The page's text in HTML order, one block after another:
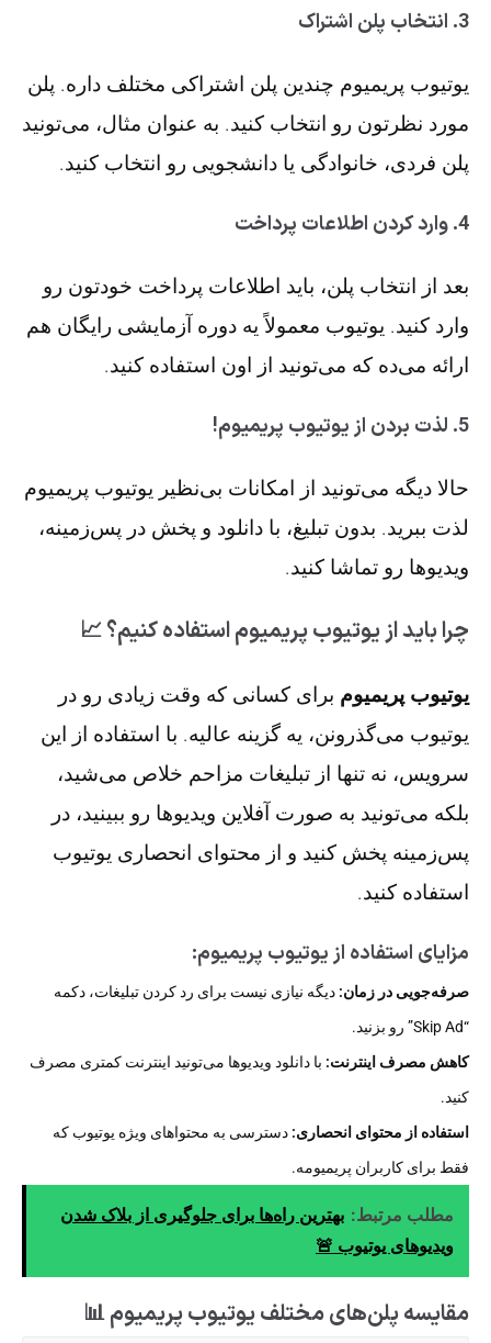
3. انتخاب پلن اشتراک
یوتیوب پریمیوم چندین پلن اشتراکی مختلف داره. پلن
مورد نظرتون رو انتخاب کنید. به عنوان مثال، می‌تونید
پلن فردی، خانوادگی یا دانشجویی رو انتخاب کنید.
4. وارد کردن اطلاعات پرداخت
بعد از انتخاب پلن، باید اطلاعات پرداخت خودتون رو
وارد کنید. یوتیوب معمولاً یه دوره آزمایشی رایگان هم
ارائه می‌ده که می‌تونید از اون استفاده کنید.
5. لذت بردن از یوتیوب پریمیوم!
حالا دیگه می‌تونید از امکانات بی‌نظیر یوتیوب پریمیوم
لذت ببرید. بدون تبلیغ، با دانلود و پخش در پس‌زمینه،
ویدیوها رو تماشا کنید.
چرا باید از یوتیوب پریمیوم استفاده کنیم؟ 📈
یوتیوب پریمیوم برای کسانی که وقت زیادی رو در
یوتیوب می‌گذرونن، یه گزینه عالیه. با استفاده از این
سرویس، نه تنها از تبلیغات مزاحم خلاص می‌شید،
بلکه می‌تونید به صورت آفلاین ویدیوها رو ببینید، در
پس‌زمینه پخش کنید و از محتوای انحصاری یوتیوب
استفاده کنید.
مزایای استفاده از یوتیوب پریمیوم:
صرفه‌جویی در زمان: دیگه نیازی نیست برای رد کردن تبلیغات، دکمه
“Skip Ad” رو بزنید.
کاهش مصرف اینترنت: با دانلود ویدیوها می‌تونید اینترنت کمتری مصرف
کنید.
استفاده از محتوای انحصاری: دسترسی به محتواهای ویژه یوتیوب که
فقط برای کاربران پریمیومه.
مطلب مرتبط: بهترین راه‌ها برای جلوگیری از بلاک شدن
ویدیوهای یوتیوب 🚨
مقایسه پلن‌های مختلف یوتیوب پریمیوم 📊